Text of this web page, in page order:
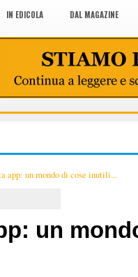
IN EDICOLA DAL MAGAZINE
app: un mondo di cose inutili...
un